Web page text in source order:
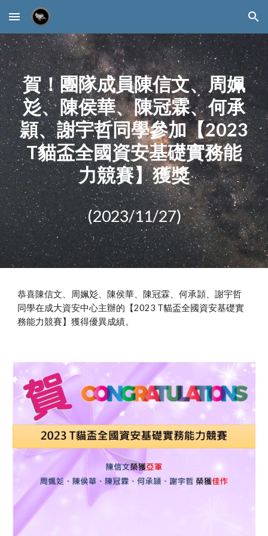
Skip to main content Skip to navigation
賀！團隊成員陳信文、周姵
彣、陳侯華、陳冠霖、何承
頴、謝宇哲同學參加【2023
T貓盃全國資安基礎實務能
力競賽】獲獎
(2023/11/27)
恭喜陳信文、周姵彣、陳侯華、陳冠霖、何承頴、謝宇哲
同學在成大資安中心主辦的【2023 T貓盃全國資安基礎實
務能力競賽】獲得優異成績。